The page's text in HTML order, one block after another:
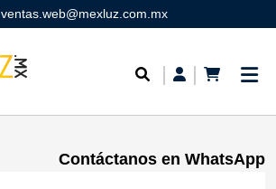
ventas.web@mexluz.com.mx
Contáctanos en WhatsApp